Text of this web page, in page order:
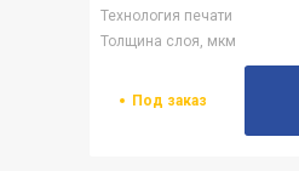
Технология печати
Толщина слоя, мкм
Под заказ